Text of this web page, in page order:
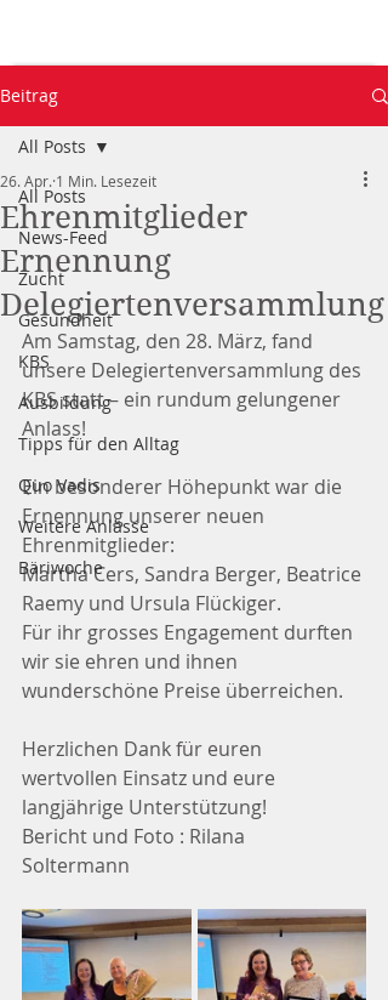
Beitrag
All Posts
News-Feed
Zucht
Gesundheit
KBS
Ausbildung
Tipps für den Alltag
Quo Vadis
Weitere Anlässe
Bäriwoche
All Posts
Ehrenmitglieder
Ernennung
Delegiertenversammlung
26. Apr. 1 Min. Lesezeit
Am Samstag, den 28. März, fand
unsere Delegiertenversammlung des
KBS statt – ein rundum gelungener
Anlass!
Ein besonderer Höhepunkt war die
Ernennung unserer neuen
Ehrenmitglieder:
Martha Cers, Sandra Berger, Beatrice
Raemy und Ursula Flückiger.
Für ihr grosses Engagement durften
wir sie ehren und ihnen
wunderschöne Preise überreichen.
Herzlichen Dank für euren
wertvollen Einsatz und eure
langjährige Unterstützung!
Bericht und Foto : Rilana
Soltermann